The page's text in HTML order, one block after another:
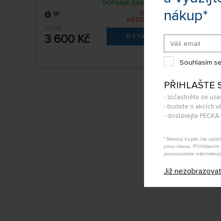
nákup*
Souhlasím
PŘIHLAŠTE
- zúčastněte se
- budete o akcích
- dostávejte PECKA
* Slevový kupón lze
jinou slevou.
provozovatele
Již nezobrazovat
33579
3 600 Kč
DOPRAVA ZDARMA
DOČASNĚ
NEDOSTUPNÉ
DETAIL
S1019
3